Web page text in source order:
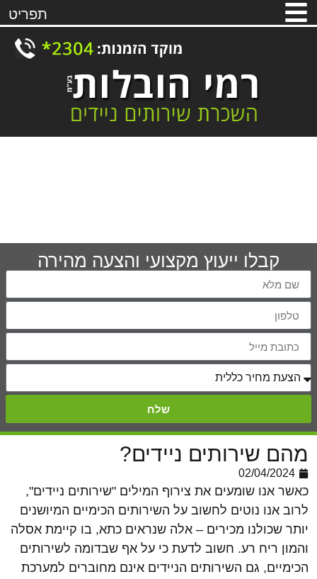
תפריט
רמי הובלות - המומחים
להשכרת שירותים ניידים
קרא עוד...
קבלו ייעוץ מקצועי והצעה מהירה
שלח
מהם שירותים ניידים?
02/04/2024
כאשר אנו שומעים את צירוף המילים "שירותים ניידים",
לרוב אנו נוטים לחשוב על השירותים הכימיים המיושנים
יותר שכולנו מכירים – אלה שנראים כתא, בו קיימת אסלה
והמון ריח רע. חשוב לדעת כי על אף שבדומה לשירותים
הכימיים, גם השירותים הניידים אינם מחוברים למערכת